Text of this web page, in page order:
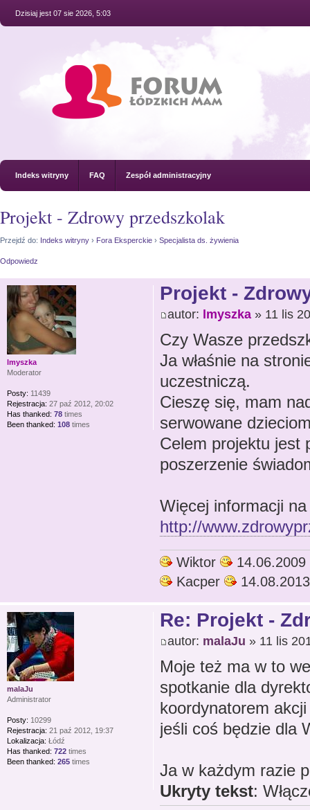
Dzisiaj jest 07 sie 2026, 5:03
Indeks witryny FAQ Zespół administracyjny
Projekt - Zdrowy przedszkolak
Przejdź do: Indeks witryny › Fora Eksperckie › Specjalista ds. żywienia
Odpowiedz
Projekt -
autor: lmyszka» 11 lis
Czy Wasze
Ja właśnie na
uczestniczą.
Cieszę się, mam
serwowane
Celem projektu jest
poszerzenie
Więcej informacji
http://
Wiktor
14.06.2009
Kacper
14.08.2013
lmyszka
Moderator
Posty: 11439
Rejestracja: 27 paź 2012, 20:02
Has thanked: 78 times
Been thanked: 108 times
Re: Projekt -
autor: malaJu » 11 lis
Moje też ma w to
spotkanie dla
koordynatorem
jeśli coś będzie dla
Ja w każdym razie
Ukryty tekst:
malaJu
Administrator
Posty: 10299
Rejestracja: 21 paź 2012, 19:37
Lokalizacja: Łódź
Has thanked: 722 times
Been thanked: 265 times